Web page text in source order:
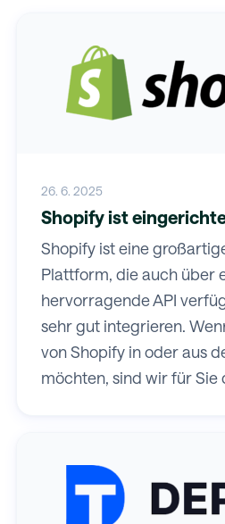
26. 6. 2025
Shopify ist
Shopify ist eine
Plattform, die auch über
hervorragende API
sehr gut integrieren.
von Shopify in oder aus
möchten, sind wir für Sie